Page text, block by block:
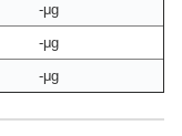
-μg
-μg
-μg